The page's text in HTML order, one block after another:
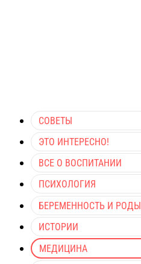
СОВЕТЫ
ЭТО ИНТЕРЕСНО!
ВСЕ О ВОСПИТАНИИ
ПСИХОЛОГИЯ
БЕРЕМЕННОСТЬ И РОДЫ
ИСТОРИИ
МЕДИЦИНА